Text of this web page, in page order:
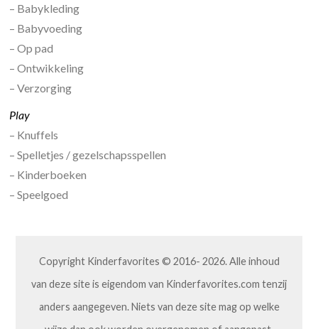
– Babykleding
– Babyvoeding
– Op pad
– Ontwikkeling
– Verzorging
Play
– Knuffels
– Spelletjes / gezelschapsspellen
– Kinderboeken
– Speelgoed
Copyright Kinderfavorites © 2016- 2026. Alle inhoud
van deze site is eigendom van Kinderfavorites.com tenzij
anders aangegeven. Niets van deze site mag op welke